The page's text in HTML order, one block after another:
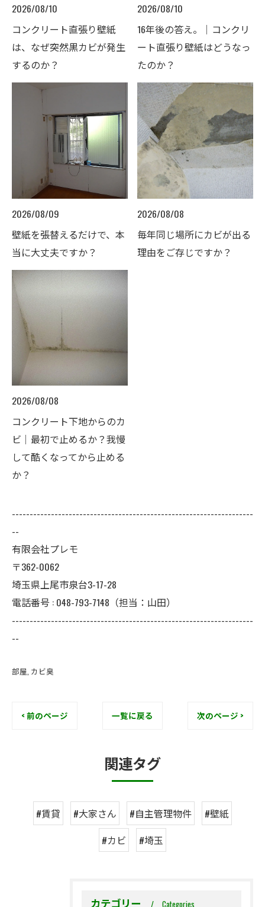
2026/08/10
コンクリート直張り壁紙
は、なぜ突然黒カビが発生
するのか？
2026/08/10
16年後の答え。｜コンクリ
ート直張り壁紙はどうなっ
たのか？
2026/08/09
壁紙を張替えるだけで、本
当に大丈夫ですか？
2026/08/08
毎年同じ場所にカビが出る
理由をご存じですか？
2026/08/08
コンクリート下地からのカ
ビ｜最初で止めるか？我慢
して酷くなってから止める
か？
--------------------------------------------------------------------
--
有限会社プレモ
〒362-0062
埼玉県上尾市泉台3-17-28
電話番号 : 048-793-7148（担当：山田）
--------------------------------------------------------------------
--
部屋 カビ臭
< 前のページ 一覧に戻る 次のページ >
関連タグ
#賃貸 #大家さん #自主管理物件
#壁紙
#カビ
#埼玉
カテゴリー Categories